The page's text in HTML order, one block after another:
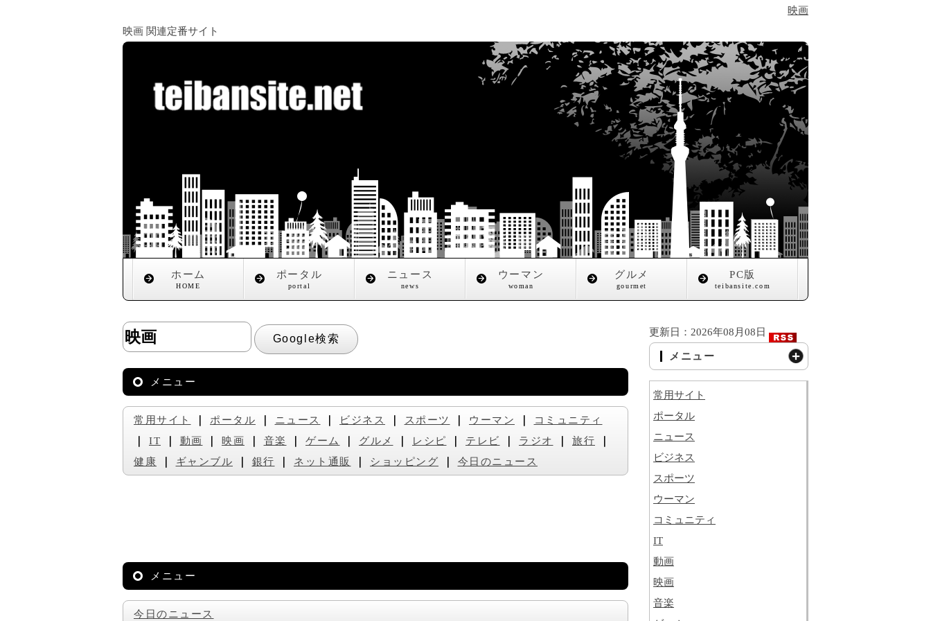
映画
映画 関連定番サイト
ホーム
HOME
ポータル
portal
ニュース
news
ウーマン
woman
グルメ
gourmet
PC版
teibansite.com
メニュー
常用サイト ｜ ポータル ｜ ニュース ｜ ビジネス ｜ スポーツ ｜ ウーマン ｜
コミュニティ
｜ IT ｜ 動画 ｜ 映画 ｜ 音楽 ｜ ゲーム ｜ グルメ ｜ レシピ ｜ テレビ ｜ ラジオ ｜ 旅行 ｜
健康 ｜ ギャンブル ｜ 銀行 ｜ ネット通販 ｜ ショッピング ｜ 今日のニュース
メニュー
今日のニュース
更新日：2026年08月08日
メニュー
常用サイト
ポータル
ニュース
ビジネス
スポーツ
ウーマン
コミュニティ
IT
動画
映画
音楽